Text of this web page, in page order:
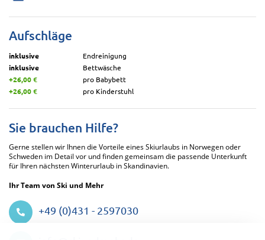
Aufschläge
inklusive
Endreinigung
inklusive
Bettwäsche
+26,00 €
pro Babybett
+26,00 €
pro Kinderstuhl
Sie brauchen Hilfe?
Gerne stellen wir Ihnen die Vorteile eines Skiurlaubs in Norwegen oder
Schweden im Detail vor und finden gemeinsam die passende Unterkunft
für Ihren nächsten Winterurlaub in Skandinavien.
Ihr Team von Ski und Mehr
+49 (0)431 - 2597030